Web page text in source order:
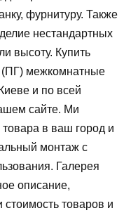
фурнитуру. Также
нестандартных
высоту. Купить
(ПГ) межкомнатные
и по всей
сайте. Ми
товара в ваш город и
монтаж с
Галерея
описание,
стоимость товаров и